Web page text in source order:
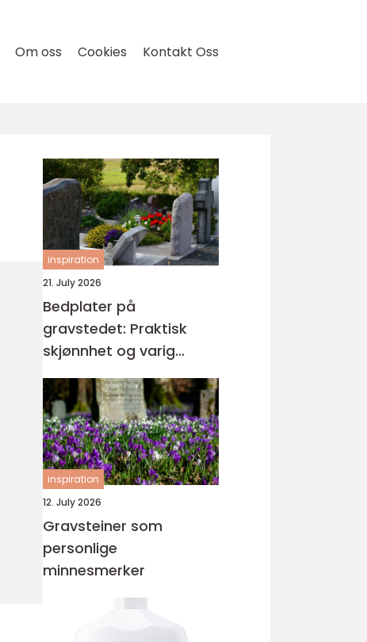
Om oss Cookies Kontakt Oss
inspiration
21. July 2026
Bedplater på
gravstedet: Praktisk
skjønnhet og varig
orden
inspiration
12. July 2026
Gravsteiner som
personlige
minnesmerker